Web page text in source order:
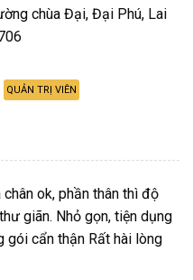
chùa Đại, Đại Phú, Lai
QUẢN TRỊ VIÊN
ok, phần thân thì độ
giãn. Nhỏ gọn, tiện dụng
gói cẩn thận Rất hài lòng